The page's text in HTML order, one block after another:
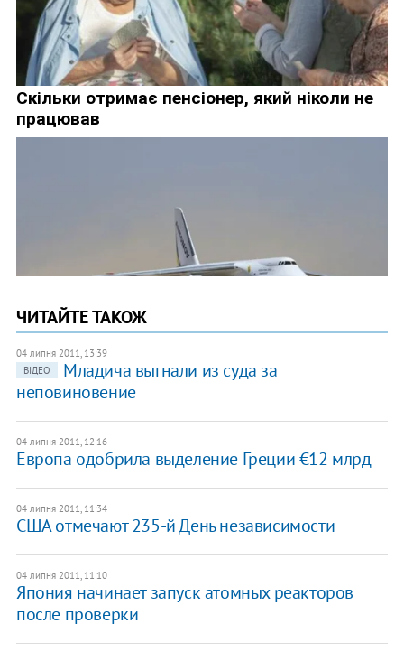
ЧИТАЙТЕ ТАКОЖ
04 липня 2011, 13:39
ВІДЕО
Младича выгнали из суда за
неповиновение
04 липня 2011, 12:16
Европа одобрила выделение Греции €12 млрд
04 липня 2011, 11:34
США отмечают 235-й День независимости
04 липня 2011, 11:10
Япония начинает запуск атомных реакторов
после проверки